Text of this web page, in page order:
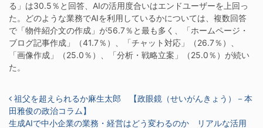
る」は30.5％と回答、AIの活用度合いはエンドユーザーを上回っ
た。どのような業務でAIを利用しているかについては、複数回答
で「物件紹介文の作成」が56.7％と最も多く、「ホームページ・
ブログ記事作成」（41.7％）、「チャット対応」（26.7％）、
「画像作成」（25.0％）、「分析・戦略立案」（25.0％）が続い
た。
投稿ナビゲーション
祖父を超えられるか麻生太郎 【政眼鏡（せいがんきょう）－本
田雅俊の政治コラム】
生成AIで中小企業の業務・経営はどう変わるのか リアルな活用